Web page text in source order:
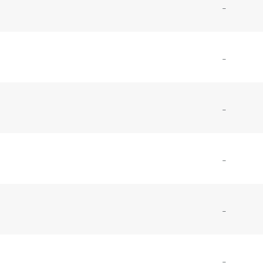
-
-
-
-
-
-